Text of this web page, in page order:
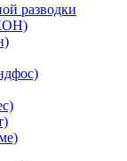
разводки